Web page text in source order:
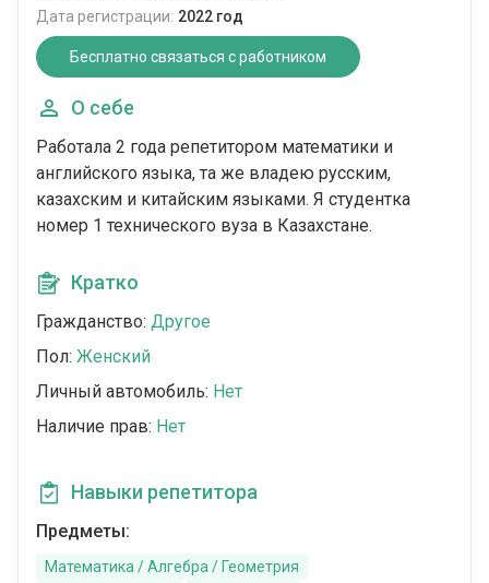
Дата регистрации: 2022 год
Бесплатно связаться с работником
О себе
Работала 2 года репетитором математики и
английского языка, та же владею русским,
казахским и китайским языками. Я студентка
номер 1 технического вуза в Казахстане.
Кратко
Гражданство: Другое
Пол: Женский
Личный автомобиль: Нет
Наличие прав: Нет
Навыки репетитора
Предметы:
Математика / Алгебра / Геометрия